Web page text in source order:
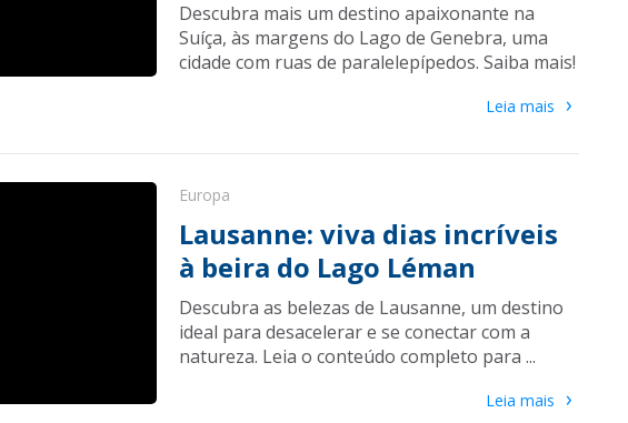
Descubra mais um destino apaixonante na
Suíça, às margens do Lago de Genebra, uma
cidade com ruas de paralelepípedos. Saiba mais!
Leia mais ›
Europa
Lausanne: viva dias incríveis
à beira do Lago Léman
Descubra as belezas de Lausanne, um destino
ideal para desacelerar e se conectar com a
natureza. Leia o conteúdo completo para ...
Leia mais ›